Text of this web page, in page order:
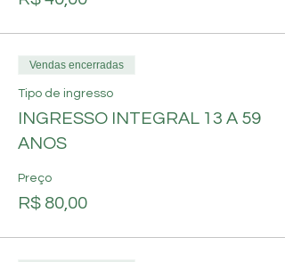
Vendas encerradas
Tipo de ingresso
INGRESSO INTEGRAL 13 A 59
ANOS
Preço
R$ 80,00